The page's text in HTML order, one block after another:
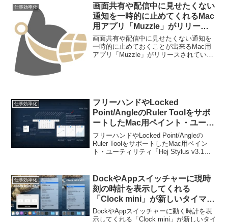
仕事効率化
画面共有や配信中に見せたくない
通知を一時的に止めてくれるMac
用アプリ「Muzzle」がリリー
ス。
画面共有や配信中に見せたくない通知を
一時的に止めておくことが出来るMac用
アプリ「Muzzle」がリリースされていま
仕事効率化
フリーハンドやLocked
Point/AngleのRuler Toolをサポ
ートしたMac用ペイント・ユーテ
ィリティ「Hej Stylus v3.1」がリ
リース。
フリーハンドやLocked Point/Angleの
Ruler ToolをサポートしたMac用ペイン
ト・ユーティリティ「Hej Stylus v3.1」
仕事効率化
DockやAppスイッチャーに現時
刻の時計を表示してくれる
「Clock mini」が新しいタイマー
入力を採用し、CPU/メモリ使用
率を削減。
DockやAppスイッチャーに動く時計を表
示してくれる「Clock mini」が新しいタイ